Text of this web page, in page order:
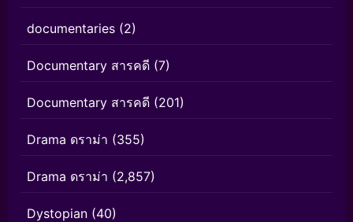
documentaries (2)
Documentary สารคดี (7)
Documentary สารคดี (201)
Drama ดราม่า (355)
Drama ดราม่า (2,857)
Dystopian (40)